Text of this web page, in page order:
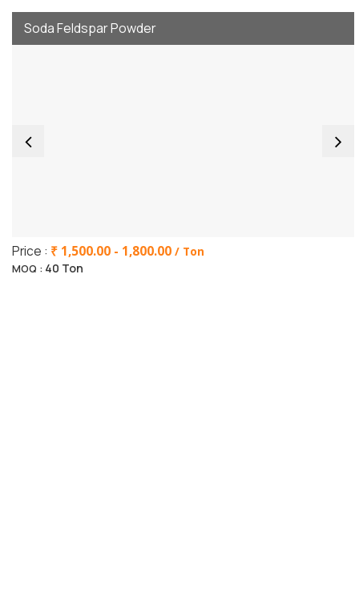
Soda Feldspar Powder
Price : ₹ 1,500.00 - 1,800.00 / Ton
MOQ : 40 Ton